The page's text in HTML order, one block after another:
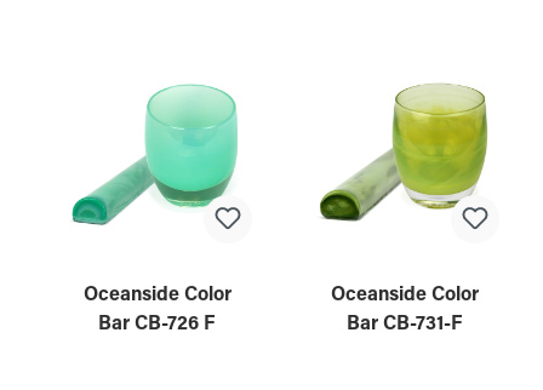
Oceanside Color
Bar CB-726 F
Oceanside Color
Bar CB-731-F